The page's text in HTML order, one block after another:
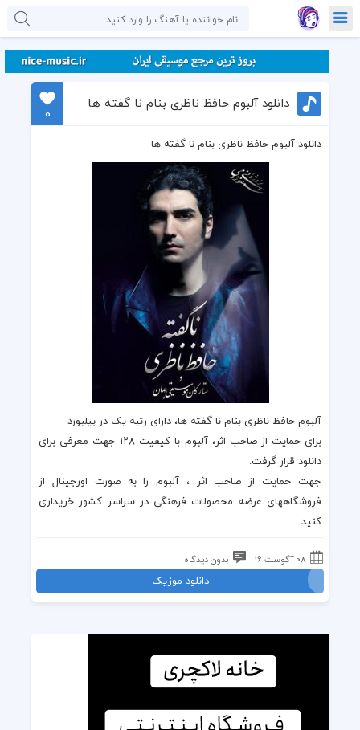
دانلود آلبوم حافظ ناظری بنام نا گفته ها
0
دانلود آلبوم حافظ ناظری بنام نا گفته ها
آلبوم حافظ ناظری بنام نا گفته ها، دارای رتبه یک در بیلبورد
برای حمایت از صاحب اثر،آلبوم
با کیفیت ۱۲۸ جهت معرفی برای
دانلود قرار گرفت.
جهت حمایت از صاحب اثر ، آلبومرا به صورت اورجینال از
فروشگاههای عرضه محصولات فرهنگی در سراسر کشور خریداری
کنید.
08 آگوست 16 بدون دیدگاه
دانلود موزیک